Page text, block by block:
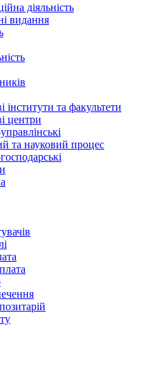
діяльність
видання
інститути та факультети
центри
та науковий процес